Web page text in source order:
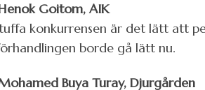
Goitom, AIK
konkurrensen är det lätt att
borde gå lätt nu.
Buya Turay, Djurgården